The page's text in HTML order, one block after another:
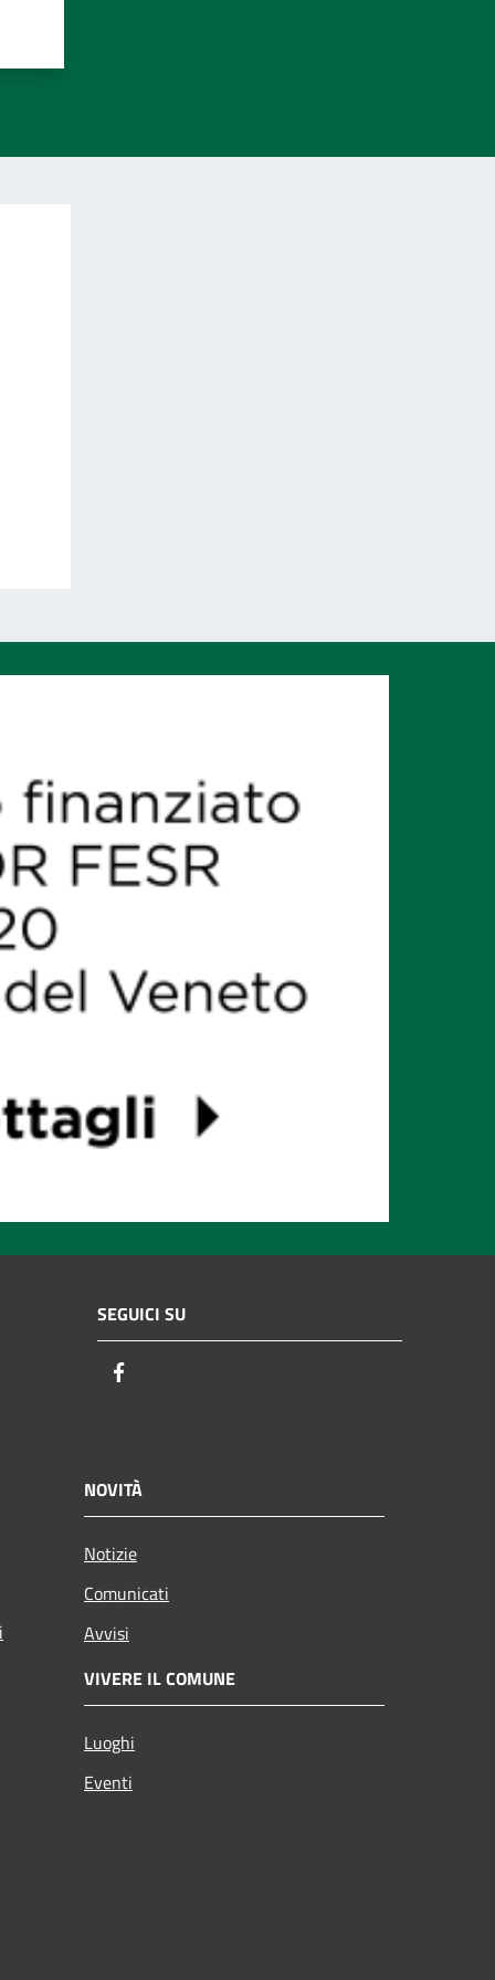
SEGUICI SU
NOVITÀ
Notizie
Comunicati
Avvisi
VIVERE IL COMUNE
Luoghi
Eventi